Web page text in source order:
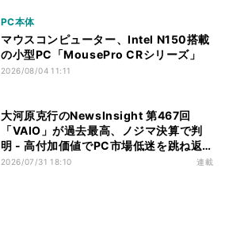
PC本体
マウスコンピューター、Intel N150搭載
の小型PC「MousePro CRシリーズ」
2026/08/04 11:11
大河原克行のNewsInsight 第467回
「VAIO」が過去最高、ノジマ決算で判
明 - 高付加価値でPC市場低迷を跳ね返
す
2026/07/31 18:10 連載